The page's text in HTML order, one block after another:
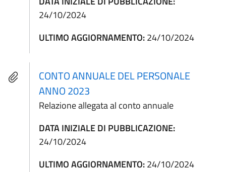
24/10/2024
ULTIMO AGGIORNAMENTO:24/10/2024
CONTO ANNUALE DEL PERSONALE
ANNO 2023
Relazione allegata al conto annuale
DATA INIZIALE DI PUBBLICAZIONE:
24/10/2024
ULTIMO AGGIORNAMENTO:24/10/2024